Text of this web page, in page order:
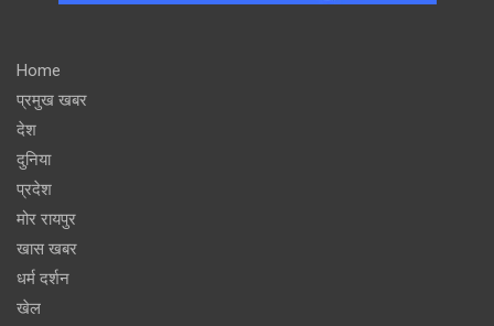
Home
प्रमुख खबर
देश
दुनिया
प्रदेश
मोर रायपुर
खास खबर
धर्म दर्शन
खेल